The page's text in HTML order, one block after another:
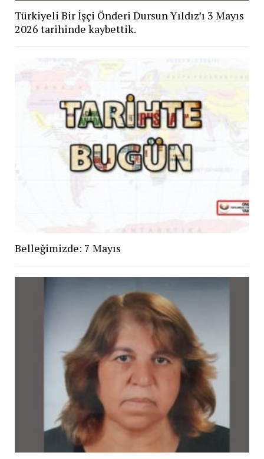
Türkiyeli Bir İşçi Önderi Dursun Yıldız’ı 3 Mayıs
2026 tarihinde kaybettik.
Belleğimizde: 7 Mayıs